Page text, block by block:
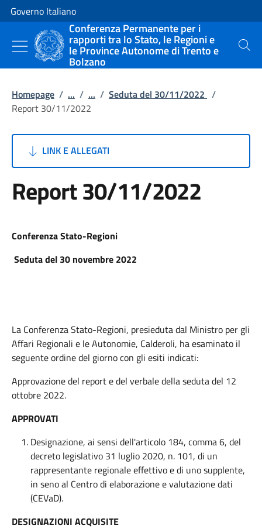
Vai al contenuto
Vai alla navigazione del sito
Governo Italiano
Conferenza Permanente per i
rapporti tra lo Stato, le Regioni e
le Province Autonome di Trento e
Bolzano
Cerca
Homepage / ... / ... / Seduta del 30/11/2022 /
Report 30/11/2022
LINK E ALLEGATI
Report 30/11/2022
Conferenza Stato-Regioni
Seduta del 30 novembre 2022
La Conferenza Stato-Regioni, presieduta dal Ministro per gli
Affari Regionali e le Autonomie, Calderoli, ha esaminato il
seguente ordine del giorno con gli esiti indicati:
Approvazione del report e del verbale della seduta del 12
ottobre 2022.
APPROVATI
Designazione, ai sensi dell'articolo 184, comma 6, del
decreto legislativo 31 luglio 2020, n. 101, di un
rappresentante regionale effettivo e di uno supplente,
in seno al Centro di elaborazione e valutazione dati
(CEVaD).
DESIGNAZIONI ACQUISITE